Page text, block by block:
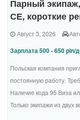
Парный
СЕ, короткие
Август 3, 2026
Зарплата 500 - 650 pln/
Польская компания
постоянную работу.
Наличие кода 95 Виза
Только экипажи из двух